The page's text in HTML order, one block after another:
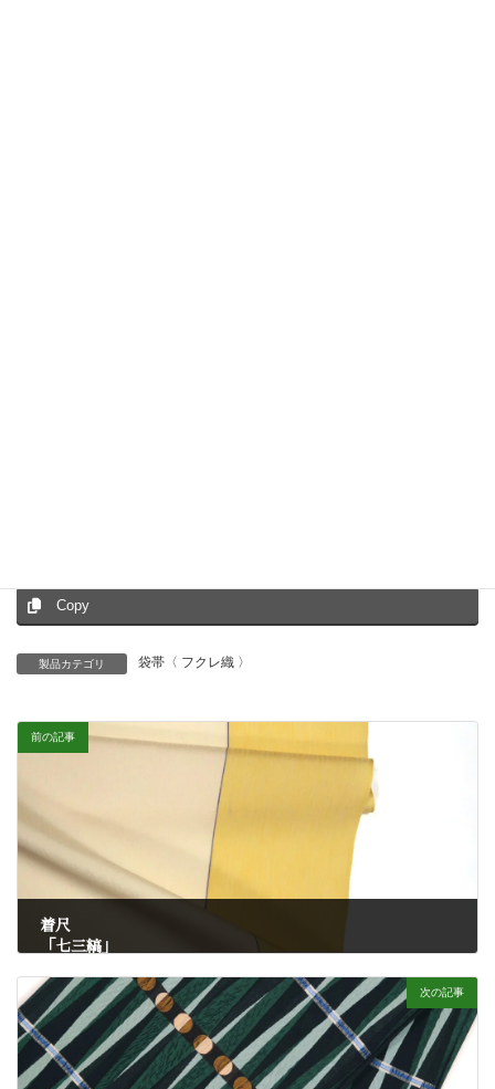
Copy
製品カテゴリ 袋帯〈 フクレ織 〉
前の記事
着尺
「七三縞」
7月 4, 2025
次の記事